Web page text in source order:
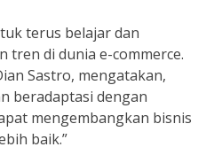
terus belajar dan
tren di dunia e-commerce.
Sastro, mengatakan,
beradaptasi dengan
mengembangkan bisnis
baik.”